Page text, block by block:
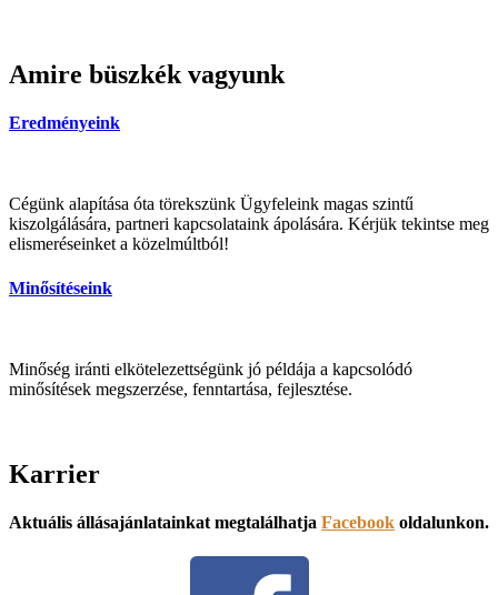
Amire büszkék vagyunk
Eredményeink
Cégünk alapítása óta törekszünk Ügyfeleink magas szintű
kiszolgálására, partneri kapcsolataink ápolására. Kérjük tekintse meg
elismeréseinket a közelmúltból!
Minősítéseink
Minőség iránti elkötelezettségünk jó példája a kapcsolódó
minősítések megszerzése, fenntartása, fejlesztése.
Karrier
Aktuális állásajánlatainkat megtalálhatja Facebook oldalunkon.